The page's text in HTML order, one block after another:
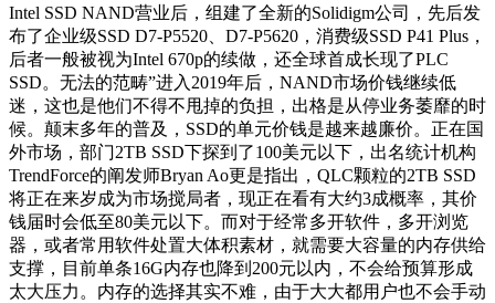
Intel SSD NAND营业后，组建了全新的Solidigm公司，先后发
布了企业级SSD D7-P5520、D7-P5620，消费级SSD P41 Plus，
后者一般被视为Intel 670p的续做，还全球首成长现了PLC
SSD。无法的范畴”进入2019年后，NAND市场价钱继续低
迷，这也是他们不得不甩掉的负担，出格是从停业务萎靡的时
候。颠末多年的普及，SSD的单元价钱是越来越廉价。正在国
外市场，部门2TB SSD下探到了100美元以下，出名统计机构
TrendForce的阐发师Bryan Ao更是指出，QLC颗粒的2TB SSD
将正在来岁成为市场搅局者，现正在看有大约3成概率，其价
钱届时会低至80美元以下。而对于经常多开软件，多开浏览
器，或者常用软件处置大体积素材，就需要大容量的内存供给
支撑，目前单条16G内存也降到200元以内，不会给预算形成
太大压力。内存的选择其实不难，由于大大都用户也不会手动